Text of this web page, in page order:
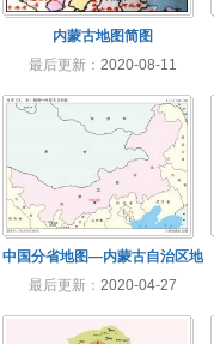
内蒙古地图简图
最后更新： 2020-08-11
中国分省地图—内蒙古自治区地
图有邻区
最后更新： 2020-04-27